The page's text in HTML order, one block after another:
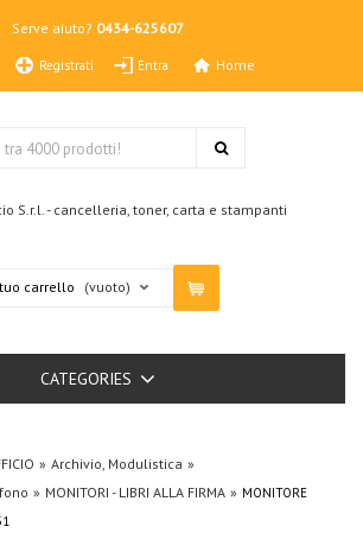
Serve aiuto? 0434-625607
Registrati Entra Home
carrello (vuoto)
CATEGORIES
Archivio, Modulistica
MONITORI - LIBRI ALLA FIRMA
MONITORE